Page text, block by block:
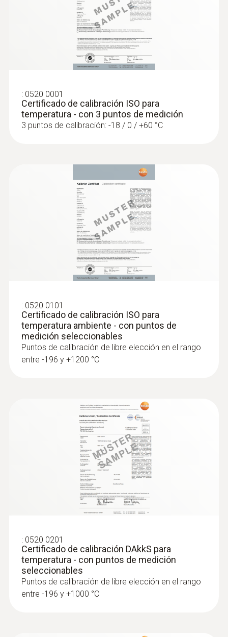
Set combinado para caudal 2 testo 440
con Bluetooth®
Set combinado para el nivel de confort
testo 440 con Bluetooth®
Set de CO₂ testo 440 con Bluetooth®
: 0520 0001
Certificado de calibración ISO para
temperatura - con 3 puntos de medición
3 puntos de calibración: -18 / 0 / +60 °C
: 0520 0101
Certificado de calibración ISO para
temperatura ambiente - con puntos de
medición seleccionables
Puntos de calibración de libre elección en el rango
entre -196 y +1200 °C
: 0520 0201
Certificado de calibración DAkkS para
temperatura - con puntos de medición
seleccionables
Puntos de calibración de libre elección en el rango
entre -196 y +1000 °C